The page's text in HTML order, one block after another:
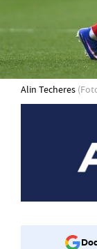
Alin Techeres